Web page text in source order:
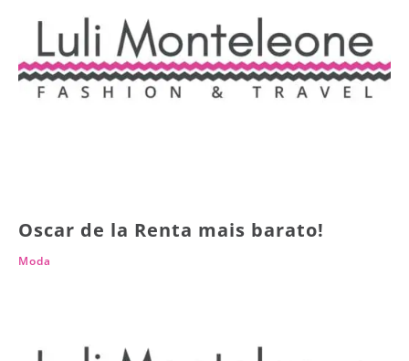
Oscar de la Renta mais barato!
Moda